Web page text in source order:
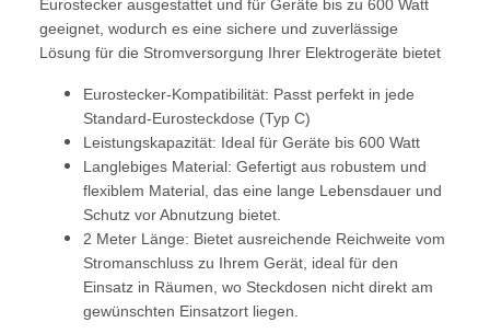
Eurostecker ausgestattet und für Geräte bis zu 600 Watt
geeignet, wodurch es eine sichere und zuverlässige
Lösung für die Stromversorgung Ihrer Elektrogeräte bietet
Eurostecker-Kompatibilität: Passt perfekt in jede
Standard-Eurosteckdose (Typ C)
Leistungskapazität: Ideal für Geräte bis 600 Watt
Langlebiges Material: Gefertigt aus robustem und
flexiblem Material, das eine lange Lebensdauer und
Schutz vor Abnutzung bietet.
2 Meter Länge: Bietet ausreichende Reichweite vom
Stromanschluss zu Ihrem Gerät, ideal für den
Einsatz in Räumen, wo Steckdosen nicht direkt am
gewünschten Einsatzort liegen.